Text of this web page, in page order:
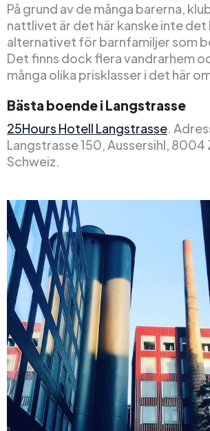
På grund av de många barerna,
nattlivet är det här kanske inte det
alternativet för barnfamiljer som
Det finns dock flera vandrarhem
många olika prisklasser i det här
Bästa boende i Langstrasse
25Hours Hotell Langstrasse.
Langstrasse 150, Aussersihl, 8004
Schweiz.